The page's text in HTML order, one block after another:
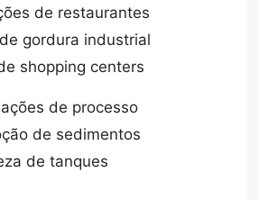
de restaurantes
gordura industrial
shopping centers
de processo
de sedimentos
de tanques